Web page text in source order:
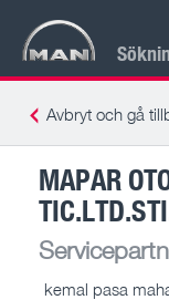
Avbryt och gå
MAPAR
kemal pasa